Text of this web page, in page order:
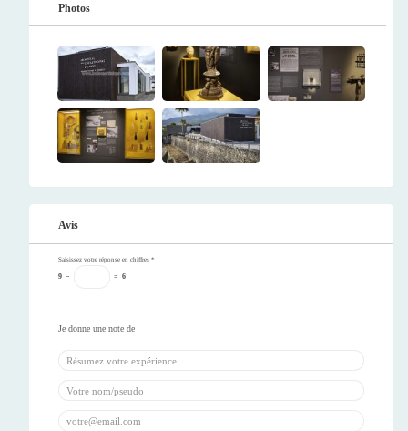
Photos
Avis
Saisissez votre réponse en chiffres *
9 − = 6